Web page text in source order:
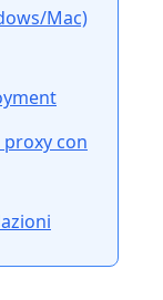
Mac)
con